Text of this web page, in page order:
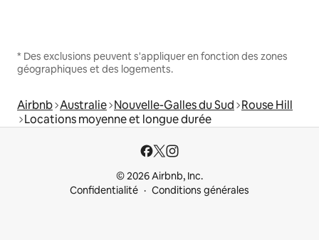
* Des exclusions peuvent s'appliquer en fonction des zones
géographiques et des logements.
Airbnb Australie Nouvelle-Galles du Sud Rouse Hill
Locations moyenne et longue durée
© 2026 Airbnb, Inc.
Confidentialité
Conditions générales